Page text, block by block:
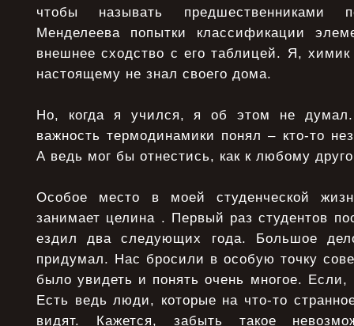
чтобы называть предшественниками
Менделеева попытки классификации
внешнее сходство с его таблицей. Я,
настоящему не знал своего дома.
Но, когда я учился, я об этом не
важность термодинамики понял – кто-то
А ведь мог бы отнестись, как к любому
Особое место в моей студенческой
занимает целина . Первый раз студентов
ездил два следующих года. Большое
придумал. Нас бросили в особую точку
было увидеть и понять очень многое.
Есть ведь люди, которые на что-то
видят. Кажется, забыть такое